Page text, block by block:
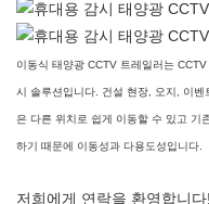
이동식 태양광 CCTV 트레일러는
시 솔루션입니다. 건설 현장, 오지, 이
은 다른 위치로 쉽게 이동할 수 있고 기
하기 때문에 이동성과 다용도성입니다.
저희에게 연락을 환영합니다!